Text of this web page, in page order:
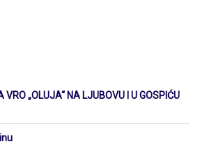
VRO „OLUJA“ NA LJUBOVU I U GOSPIĆU